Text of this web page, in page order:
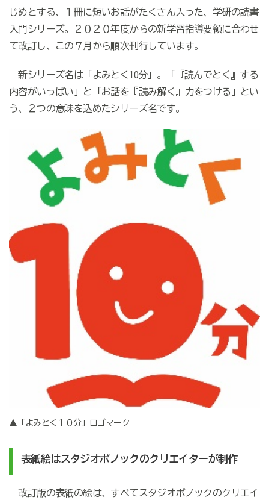
じめとする、１冊に短いお話がたくさん入った、学研の読書
入門シリーズ。２０２０年度からの新学習指導要領に合わせ
て改訂し、この７月から順次刊行しています。
新シリーズ名は「よみとく10分」。「『読んでとく』する
内容がいっぱい」と「お話を『読み解く』力をつける」とい
う、２つの意味を込めたシリーズ名です。
▲「よみとく１０分」ロゴマーク
表紙絵はスタジオポノックのクリエイターが制作
改訂版の表紙の絵は、すべてスタジオポノックのクリエイ